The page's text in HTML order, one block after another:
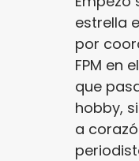
estrella
por
FPM en
que
hobby,
a